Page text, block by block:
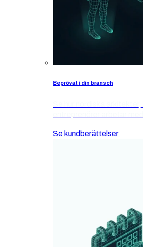
Beprövat i din bransch
Se kundberättelser